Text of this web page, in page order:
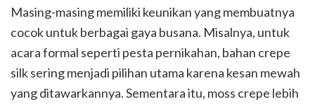
Masing-masing memiliki keunikan yang membuatnya
cocok untuk berbagai gaya busana. Misalnya, untuk
acara formal seperti pesta pernikahan, bahan crepe
silk sering menjadi pilihan utama karena kesan mewah
yang ditawarkannya. Sementara itu, moss crepe lebih